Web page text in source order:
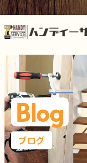
Blog
ブログ